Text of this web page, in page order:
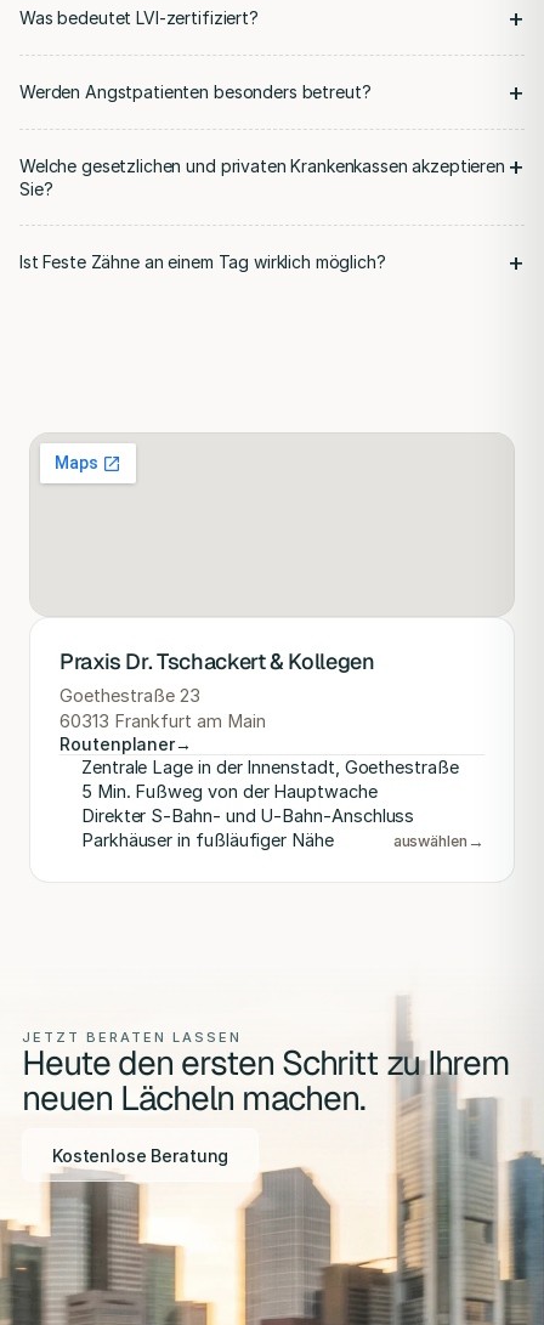
Was bedeutet LVI-zertifiziert? +
Werden Angstpatienten besonders betreut? +
Welche gesetzlichen und privaten Krankenkassen akzeptieren
Sie?
+
Ist Feste Zähne an einem Tag wirklich möglich? +
Praxis Dr. Tschackert & Kollegen
Goethestraße 23
60313 Frankfurt am Main
Routenplaner→
Zentrale Lage in der Innenstadt, Goethestraße
5 Min. Fußweg von der Hauptwache
Direkter S-Bahn- und U-Bahn-Anschluss
Parkhäuser in fußläufiger Nähe
auswählen →
JETZT BERATEN LASSEN
Heute den ersten Schritt zu Ihrem
neuen Lächeln machen.
Kostenlose Beratung